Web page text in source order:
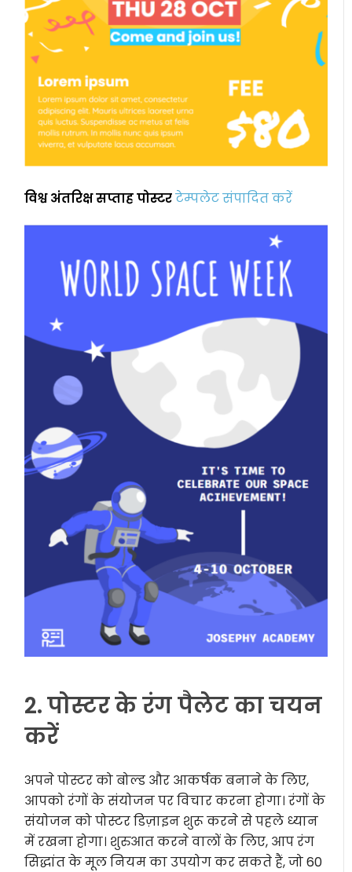
विश्व अंतरिक्ष सप्ताह पोस्टरटेम्पलेट संपादित करें
2. पोस्टर के रंग पैलेट का चयन
करें
अपने पोस्टर को बोल्ड और आकर्षक बनाने के लिए,
आपको रंगों के संयोजन पर विचार करना होगा। रंगों के
संयोजन को पोस्टर डिज़ाइन शुरू करने से पहले ध्यान
में रखना होगा। शुरुआत करने वालों के लिए, आप रंग
सिद्धांत के मूल नियम का उपयोग कर सकते हैं, जो 60